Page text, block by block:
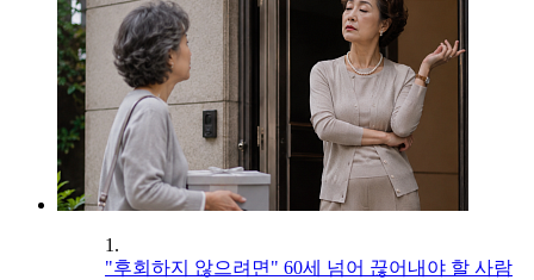
1.
"후회하지 않으려면" 60세 넘어 끊어내야 할 사람